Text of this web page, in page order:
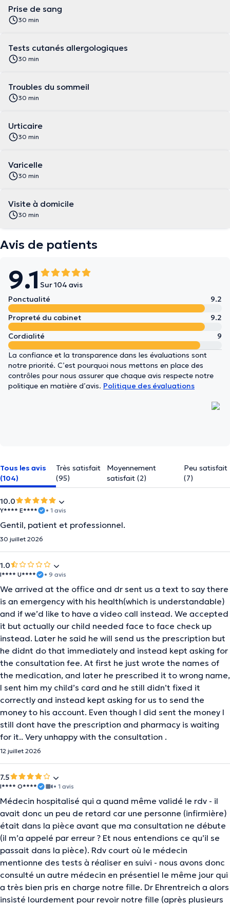
Prise de sang
30 min
Tests cutanés allergologiques
30 min
Troubles du sommeil
30 min
Urticaire
30 min
Varicelle
30 min
Visite à domicile
30 min
Avis de patients
9.1 Sur 104 avis
Ponctualité
9.2
Propreté du cabinet
9.2
Cordialité
9
La confiance et la transparence dans les évaluations sont
notre priorité. C’est pourquoi nous mettons en place des
contrôles pour nous assurer que chaque avis respecte notre
politique en matière d’avis. Politique des évaluations
Tous les avis
(104)
Très satisfait
(95)
Moyennement
satisfait (2)
Peu satisfait
(7)
10.0
Y**** E**** • 1 avis
Gentil, patient et professionnel.
30 juillet 2026
1.0
I**** U**** • 9 avis
We arrived at the office and dr sent us a text to say there
is an emergency with his health(which is understandable)
and if we’d like to have a video call instead. We accepted
it but actually our child needed face to face check up
instead. Later he said he will send us the prescription but
he didnt do that immediately and instead kept asking for
the consultation fee. At first he just wrote the names of
the medication, and later he prescribed it to wrong name,
I sent him my child’s card and he still didn’t fixed it
correctly and instead kept asking for us to send the
money to his account. Even though I did sent the money I
still dont have the prescription and pharmacy is waiting
for it.. Very unhappy with the consultation .
12 juillet 2026
7.5
I**** O**** • 1 avis
Médecin hospitalisé qui a quand même validé le rdv - il
avait donc un peu de retard car une personne (infirmière)
était dans la pièce avant que ma consultation ne débute
(il m’a appelé par erreur ? Et nous entendions ce qu’il se
passait dans la pièce). Rdv court où le médecin
mentionne des tests à réaliser en suivi - nous avons donc
consulté un autre médecin en présentiel le même jour qui
a très bien pris en charge notre fille. Dr Ehrentreich a alors
insisté lourdement pour revoir notre fille (après plusieurs